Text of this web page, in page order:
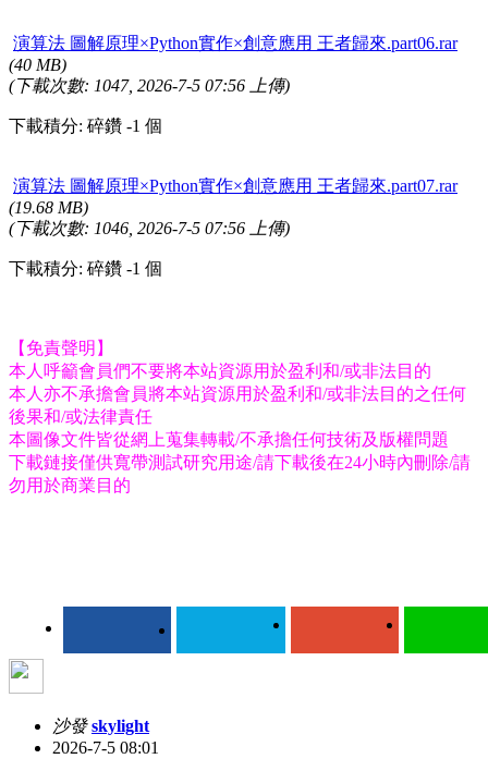
演算法 圖解原理×Python實作×創意應用 王者歸來.part06.rar
(40 MB)
(下載次數: 1047, 2026-7-5 07:56 上傳)
下載積分: 碎鑽 -1 個
演算法 圖解原理×Python實作×創意應用 王者歸來.part07.rar
(19.68 MB)
(下載次數: 1046, 2026-7-5 07:56 上傳)
下載積分: 碎鑽 -1 個
【免責聲明】
本人呼籲會員們不要將本站資源用於盈利和/或非法目的
本人亦不承擔會員將本站資源用於盈利和/或非法目的之任何
後果和/或法律責任
本圖像文件皆從網上蒐集轉載/不承擔任何技術及版權問題
下載鏈接僅供寬帶測試研究用途/請下載後在24小時內刪除/請
勿用於商業目的
沙發 skylight
2026-7-5 08:01